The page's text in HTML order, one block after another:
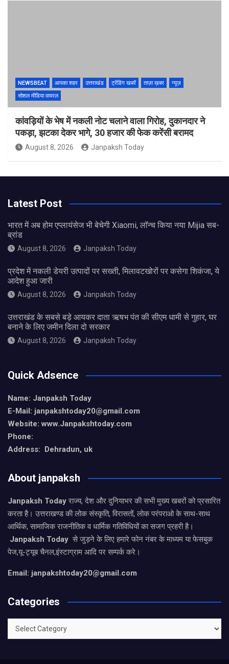
NEWSBEAT आपका शहर उत्तराखंड ट्रेंडिंग खबरें ताज़ा ख़बर
न्यूज़
सोशल मीडिया वायरल
कांवड़ियों के भेष में नकली नोट चलाने वाला गिरोह, दुकानदार ने
पकड़ा, झटका देकर भागे, 30 हजार की फेक करेंसी बरामद
August 8, 2026 Janpaksh Today
Latest Post
भारत में अब होम एप्लायंसेज भी बेचेगी Xiaomi, लॉन्च किया नया Mijia सब-
ब्रांड
August 8, 2026 Janpaksh Today
प्रदेश में नकली डेयरी उत्पादों पर सख्ती, मिलावटखोरों पर कसेगा शिकंजा, ये
आदेश हुआ जारी
August 8, 2026 Janpaksh Today
उत्तराखंड के सबसे बड़े आयकर दाता ऋषभ पंत की सीएम धामी से गुहार, घर
बनाने के लिए जमीन दिला दो सरकार
August 8, 2026 Janpaksh Today
Quick Adsence
Name: Janpaksh Today
E-Mail: janpakshtoday20@gmail.com
Website: www.Janpakshtoday.com
Phone:
Address: Dehradun, uk
About janpaksh
Janpaksh Todayराज्य, देश और दुनियाभर की सभी मुख्य खबरों को प्रसारित
करता है। उत्तराखण्ड की लोक संस्कृति, विरासतों, लोक परंपराओ के साथ-साथ
आर्थिक, सामाजिक राजनीतिक व धार्मिक गतिविधियों का सजग प्रहरी है।
Janpaksh Today से जुड़ने के लिए हमारे फोन नंबर के माध्यम या फेसबुक
पेज,यू-ट्यूब चैनल,इंस्टाग्राम आदि पर सम्पर्क करे।
Email: janpakshtoday20@gmail.com
Categories
Categories